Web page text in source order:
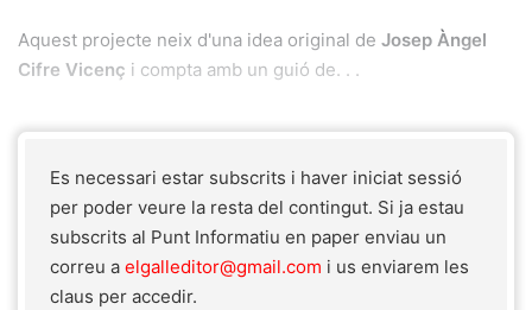
Aquest projecte neix d'una idea original de Josep Àngel
Cifre Vicenç i compta amb un guió de. . .
Es necessari estar subscrits i haver iniciat sessió
per poder veure la resta del contingut. Si ja estau
subscrits al Punt Informatiu en paper enviau un
correu a elgalleditor@gmail.com i us enviarem les
claus per accedir.